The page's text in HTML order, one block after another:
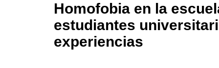
Homofobia en la
estudiantes
experiencias